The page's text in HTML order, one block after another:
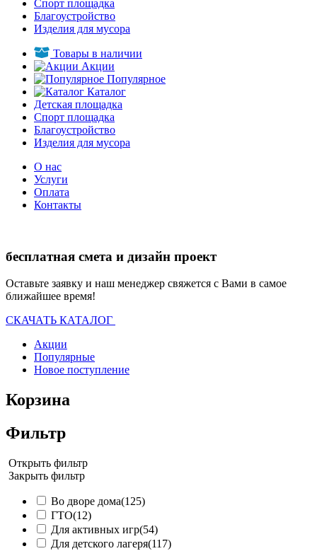
Спорт площадка
Благоустройство
Изделия для мусора
Товары в наличии
Акции
Популярное
Каталог
Детская площадка
Спорт площадка
Благоустройство
Изделия для мусора
О нас
Услуги
Оплата
Контакты
бесплатная смета и дизайн проект
Оставьте заявку и наш менеджер свяжется с Вами в самое
ближайшее время!
СКАЧАТЬ КАТАЛОГ
Акции
Популярные
Новое поступление
Корзина
Фильтр
Открыть фильтр
Закрыть фильтр
Во дворе дома(125)
ГТО(12)
Для активных игр(54)
Для детского лагеря(117)